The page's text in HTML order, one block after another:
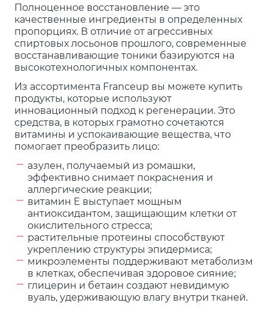
Полноценное восстановление — это
качественные ингредиенты в определенных
пропорциях. В отличие от агрессивных
спиртовых лосьонов прошлого, современные
восстанавливающие тоники базируются на
высокотехнологичных компонентах.
Из ассортимента Franceup вы можете купить
продукты, которые используют
инновационный подход к регенерации. Это
средства, в которых грамотно сочетаются
витамины и успокаивающие вещества, что
помогает преобразить лицо:
азулен, получаемый из ромашки,
эффективно снимает покраснения и
аллергические реакции;
витамин Е выступает мощным
антиоксидантом, защищающим клетки от
окислительного стресса;
растительные протеины способствуют
укреплению структуры эпидермиса;
микроэлементы поддерживают метаболизм
в клетках, обеспечивая здоровое сияние;
глицерин и бетаин создают невидимую
вуаль, удерживающую влагу внутри тканей.